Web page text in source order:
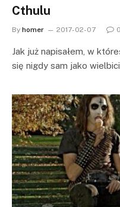
Cthulu
By homer 2017-02-07 0
Jak już napisałem, w
się nigdy sam jako